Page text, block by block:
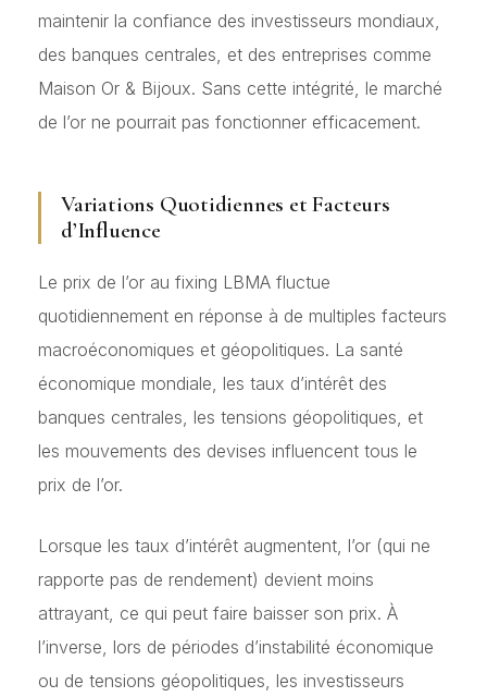
maintenir la confiance des investisseurs mondiaux,
des banques centrales, et des entreprises comme
Maison Or & Bijoux. Sans cette intégrité, le marché
de l’or ne pourrait pas fonctionner efficacement.
Variations Quotidiennes et Facteurs
d’Influence
Le prix de l’or au fixing LBMA fluctue
quotidiennement en réponse à de multiples facteurs
macroéconomiques et géopolitiques. La santé
économique mondiale, les taux d’intérêt des
banques centrales, les tensions géopolitiques, et
les mouvements des devises influencent tous le
prix de l’or.
Lorsque les taux d’intérêt augmentent, l’or (qui ne
rapporte pas de rendement) devient moins
attrayant, ce qui peut faire baisser son prix. À
l’inverse, lors de périodes d’instabilité économique
ou de tensions géopolitiques, les investisseurs